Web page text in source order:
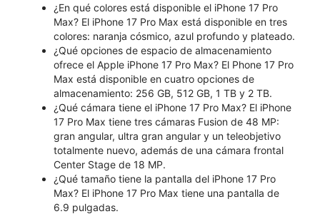
¿En qué colores está disponible el iPhone 17 Pro
Max? El iPhone 17 Pro Max está disponible en tres
colores: naranja cósmico, azul profundo y plateado.
¿Qué opciones de espacio de almacenamiento
ofrece el Apple iPhone 17 Pro Max? El Phone 17 Pro
Max está disponible en cuatro opciones de
almacenamiento: 256 GB, 512 GB, 1 TB y 2 TB.
¿Qué cámara tiene el iPhone 17 Pro Max? El iPhone
17 Pro Max tiene tres cámaras Fusion de 48 MP:
gran angular, ultra gran angular y un teleobjetivo
totalmente nuevo, además de una cámara frontal
Center Stage de 18 MP.
¿Qué tamaño tiene la pantalla del iPhone 17 Pro
Max? El iPhone 17 Pro Max tiene una pantalla de
6.9 pulgadas.